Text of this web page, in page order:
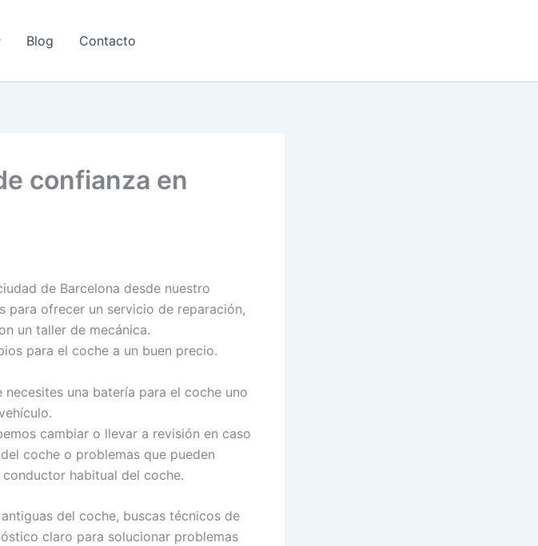
Blog Contacto
confianza en
de Barcelona desde nuestro
ofrecer un servicio de reparación,
un taller de mecánica.
para el coche a un buen precio.
una batería para el coche uno
cambiar o llevar a revisión en caso
coche o problemas que pueden
habitual del coche.
del coche, buscas técnicos de
claro para solucionar problemas